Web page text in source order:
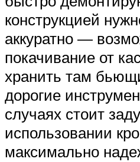
конструкцией
аккуратно —
покачивание от
хранить там
дорогие
случаях стоит
использовании
максимально